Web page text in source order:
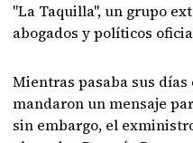
"La Taquilla", un grupo
abogados y políticos
Mientras pasaba sus
mandaron un mensaje
sin embargo, el